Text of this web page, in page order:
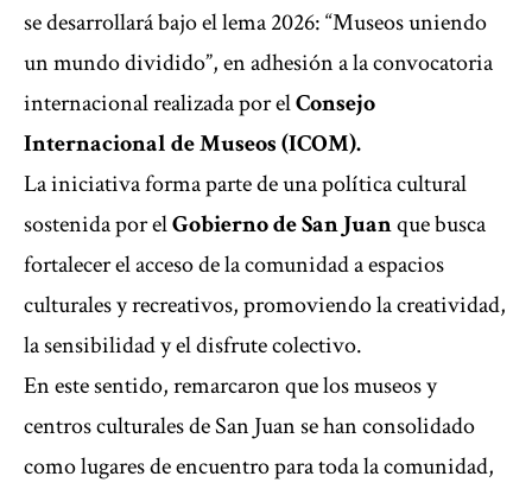
se desarrollará bajo el lema 2026: “Museos uniendo
un mundo dividido”, en adhesión a la convocatoria
internacional realizada por elConsejo
Internacional de Museos (ICOM).
La iniciativa forma parte de una política cultural
sostenida por elGobierno de San Juanque busca
fortalecer el acceso de la comunidad a espacios
culturales y recreativos, promoviendo la creatividad,
la sensibilidad y el disfrute colectivo.
En este sentido, remarcaron que los museos y
centros culturales de San Juan se han consolidado
como lugares de encuentro para toda la comunidad,